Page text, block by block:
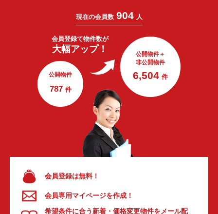
現在の会員数 904 人
会員登録で物件数が
大幅アップ！
公開物件
787 件
公開物件＋
非公開物件
6,504 件
会員登録は無料！
会員専用マイページを作成！
希望条件に合う新着・価格変更物件をメール配